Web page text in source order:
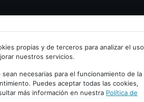
tu email.
propias y de terceros para analizar el uso
nuestros servicios.
necesarias para el funcionamiento de la
Puedes aceptar todas las cookies,
más información en nuestra Política de